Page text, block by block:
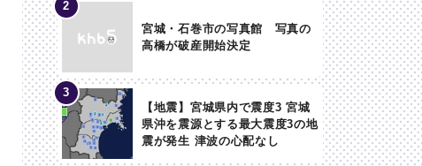
宮城・石巻市の写真館 写真の
高橋が破産開始決定
【地震】宮城県内で震度3 宮城
県沖を震源とする最大震度3の地
震が発生 津波の心配なし